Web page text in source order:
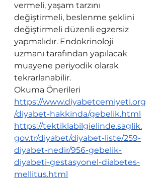
vermeli, yaşam tarzını
değiştirmeli, beslenme şeklini
değiştirmeli düzenli egzersiz
yapmalıdır. Endokrinoloji
uzmanı tarafından yapılacak
muayene periyodik olarak
tekrarlanabilir.
Okuma Önerileri
https://www.diyabetcemiyeti.org
/diyabet-hakkinda/gebelik.html
https://tektiklabilgielinde.saglik.
gov.tr/diyabet/diyabet-liste/259-
diyabet-nedir/956-gebelik-
diyabeti-gestasyonel-diabetes-
mellitus.html